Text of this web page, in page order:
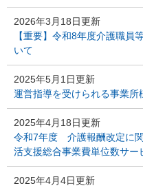
2026年3月18日更新
【重要】令和8年度介護職員
いて
2025年5月1日更新
運営指導を受けられる事業所
2025年4月18日更新
令和7年度 介護報酬改定に
活支援総合事業費単位数サー
2025年4月4日更新